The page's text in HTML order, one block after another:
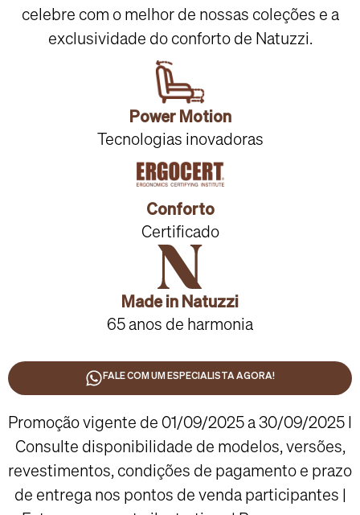
celebre com o melhor de nossas coleções e a
exclusividade do conforto de Natuzzi.
Power Motion
Tecnologias inovadoras
Conforto
Certificado
Made in Natuzzi
65 anos de harmonia
FALE COM UM ESPECIALISTA AGORA!
Promoção vigente de 01/09/2025 a 30/09/2025 I
Consulte disponibilidade de modelos, versões,
revestimentos, condições de pagamento e prazo
de entrega nos pontos de venda participantes |